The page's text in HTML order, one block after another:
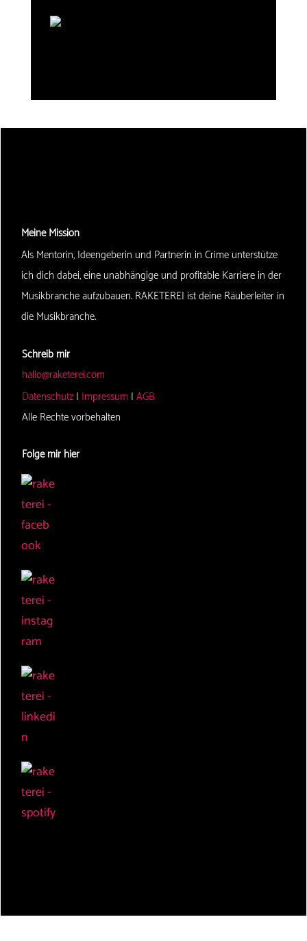
Meine Mission
Als Mentorin, Ideengeberin und Partnerin in Crime unterstütze
ich dich dabei, eine unabhängige und profitable Karriere in der
Musikbranche aufzubauen. RAKETEREI ist deine Räuberleiter in
die Musikbranche.
Schreib mir
hallo@raketerei.com
Datenschutz | Impressum | AGB
Alle Rechte vorbehalten
Folge mir hier